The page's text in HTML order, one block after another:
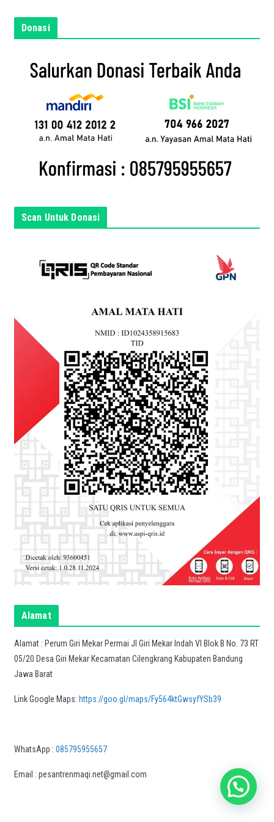
a
n
Donasi
Scan Untuk Donasi
Alamat
Alamat : Perum Giri Mekar Permai Jl Giri Mekar Indah VI Blok B No. 73 RT
05/20 Desa Giri Mekar Kecamatan Cilengkrang Kabupaten Bandung
Jawa Barat
Link Google Maps: https://goo.gl/maps/Fy564ktGwsyfYSb39
WhatsApp : 085795955657
Email : pesantrenmaqi.net@gmail.com